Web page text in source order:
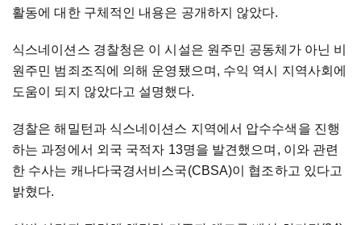
활동에 대한 구체적인 내용은 공개하지 않았다.
식스네이션스 경찰청은 이 시설은 원주민 공동체가 아닌 비
원주민 범죄조직에 의해 운영됐으며, 수익 역시 지역사회에
도움이 되지 않았다고 설명했다.
경찰은 해밀턴과 식스네이션스 지역에서 압수수색을 진행
하는 과정에서 외국 국적자 13명을 발견했으며, 이와 관련
한 수사는 캐나다국경서비스국(CBSA)이 협조하고 있다고
밝혔다.